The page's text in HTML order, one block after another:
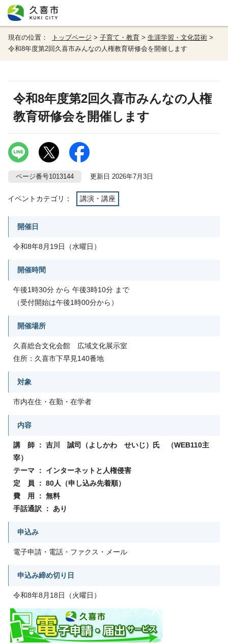
現在の位置： トップページ > 子育て・教育 > 生涯学習・文化芸術 >
令和8年度第2回久喜市みんなの人権教育研修会を開催します
令和8年度第2回久喜市みんなの人権
教育研修会を開催します
ページ番号1013144 更新日 2026年7月3日
イベントカテゴリ： 講演・講座
開催日
令和8年8月19日（水曜日）
開催時間
午後1時30分 から 午後3時10分 まで
（受付開始は午後1時00分から）
開催場所
久喜総合文化会館 広域文化展示室
住所：久喜市下早見140番地
対象
市内在住・在勤・在学者
内容
講 師 ： 吉川 誠司（よしかわ せいじ）氏 （WEB110主
宰）
テーマ ： インターネットと人権侵害
定 員 ： 80人（申し込み先着順）
費 用 ： 無料
手話通訳 ： あり
申込み
電子申請・電話・ファクス・メール
申込み締め切り日
令和8年8月18日（火曜日）